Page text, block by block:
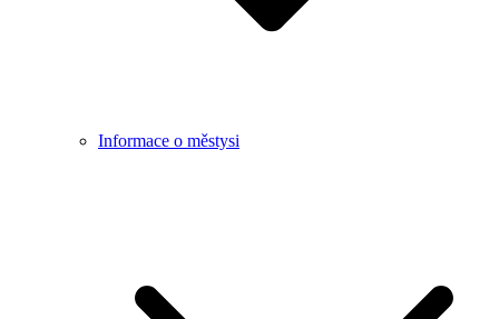
Informace o městysi